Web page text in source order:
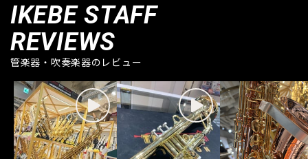
IKEBE STAFF
REVIEWS
管楽器・吹奏楽器のレビュー